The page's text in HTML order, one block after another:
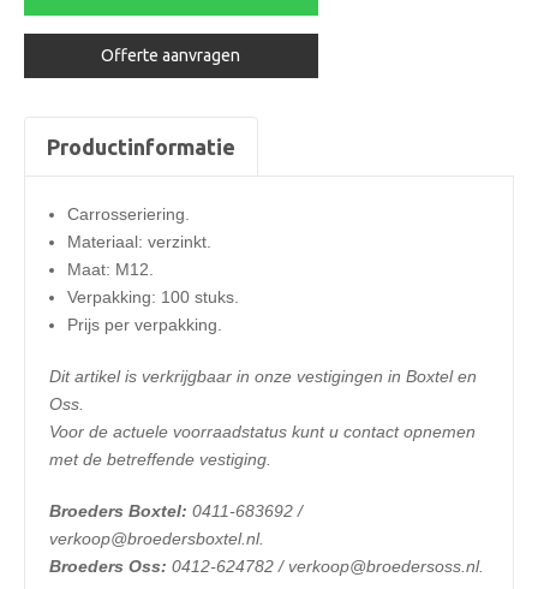
p/100st.
Offerte aanvragen
Productinformatie
Carrosseriering.
Materiaal: verzinkt.
Maat: M12.
Verpakking: 100 stuks.
Prijs per verpakking.
Dit artikel is verkrijgbaar in onze vestigingen in Boxtel en
Oss.
Voor de actuele voorraadstatus kunt u contact opnemen
met de betreffende vestiging.
Broeders Boxtel: 0411-683692 /
verkoop@broedersboxtel.nl.
Broeders Oss: 0412-624782 / verkoop@broedersoss.nl.